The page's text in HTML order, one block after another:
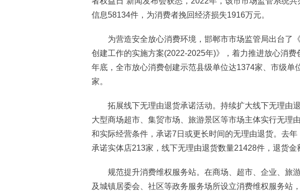
信息58134件，为消费者挽回经济损失1916万元。
为营造安全放心消费环境，邯郸市市场监管局出台了
创建工作的实施方案(2022-2025年)》，着力推进放心消
年底，全市放心消费创建示范县级单位达1374家、市级单
家。
拓展线下无理由退货承诺活动。持续扩大线下无理由
大型商场超市、集贸市场、旅游景区等市场主体实行无理
和实际经营条件，承诺7日或更长时间的无理由退货。去
承诺实体店213家，线下无理由退货数量21428件，退货金
规范提升消费维权服务站。在商场、超市、企业、旅
及城镇居委会、社区等政务服务场所设立消费维权服务站